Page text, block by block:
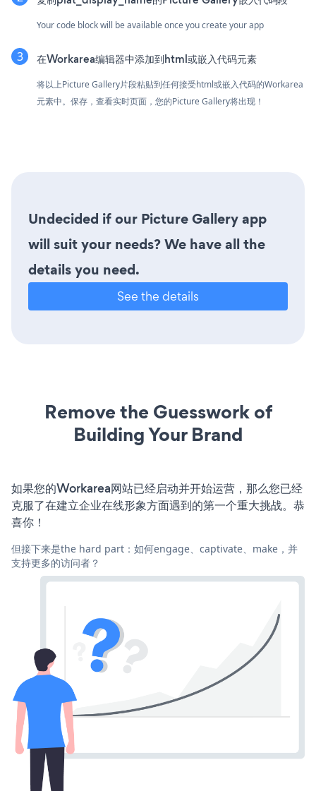
Your code block will be available once you create your app
在Workarea编辑器中添加到html或嵌入代码元素
将以上Picture Gallery片段粘贴到任何接受html或嵌入代码的Workarea
元素中。保存，查看实时页面，您的Picture Gallery将出现！
Undecided if our Picture Gallery app
will suit your needs? We have all the
details you need.
See the details
Remove the Guesswork of
Building Your Brand
如果您的Workarea网站已经启动并开始运营，那么您已经
克服了在建立企业在线形象方面遇到的第一个重大挑战。恭
喜你！
但接下来是the hard part：如何engage、captivate、make，并
支持更多的访问者？